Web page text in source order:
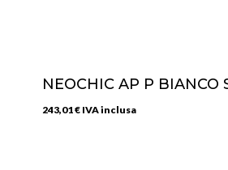
NEOCHIC AP P BIANCO
243,01€ IVA inclusa